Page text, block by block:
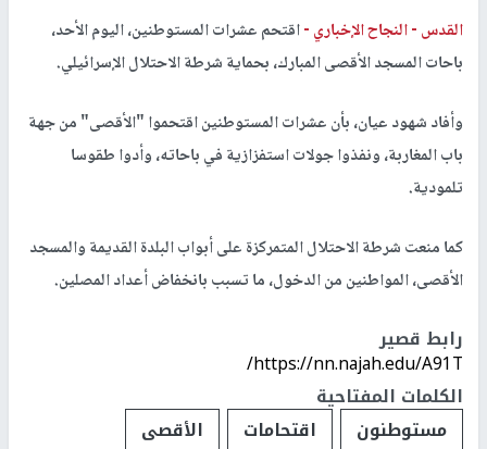
القدس -النجاح الإخباري -اقتحم عشرات المستوطنين، اليوم الأحد،
باحات المسجد الأقصى المبارك، بحماية شرطة الاحتلال الإسرائيلي.
وأفاد شهود عيان، بأن عشرات المستوطنين اقتحموا "الأقصى" من جهة
باب المغاربة، ونفذوا جولات استفزازية في باحاته، وأدوا طقوسا
تلمودية.
كما منعت شرطة الاحتلال المتمركزة على أبواب البلدة القديمة والمسجد
الأقصى، المواطنين من الدخول، ما تسبب بانخفاض أعداد المصلين.
رابط قصير
https://nn.najah.edu/A91T/
الكلمات المفتاحية
مستوطنون
اقتحامات الأقصى